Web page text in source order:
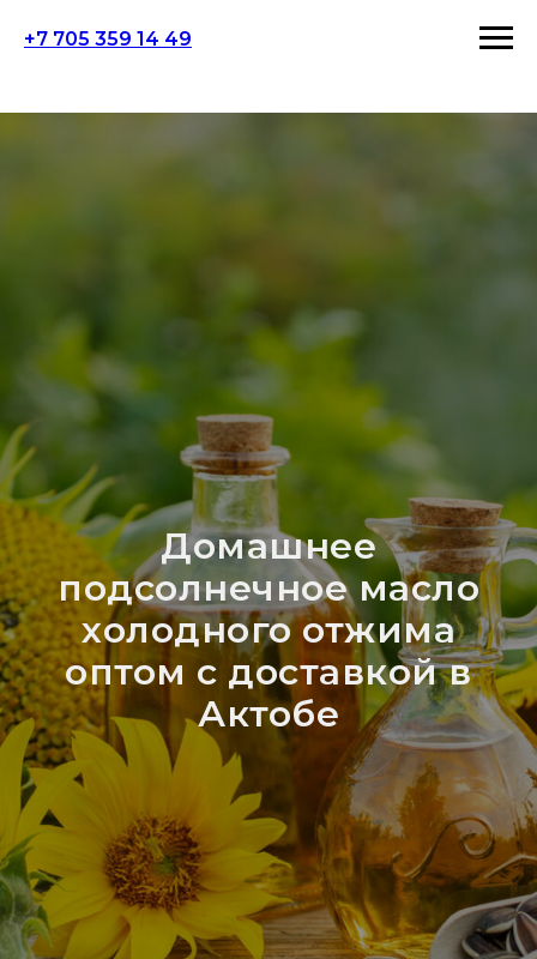
+7 705 359 14 49
Домашнее
подсолнечное масло
холодного отжима
оптом с доставкой в
Актобе